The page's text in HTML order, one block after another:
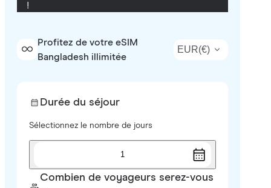
!
Profitez de votre eSIM
Bangladesh illimitée
EUR(€)
Durée du séjour
Sélectionnez le nombre de jours
1
Combien de voyageurs serez-vous